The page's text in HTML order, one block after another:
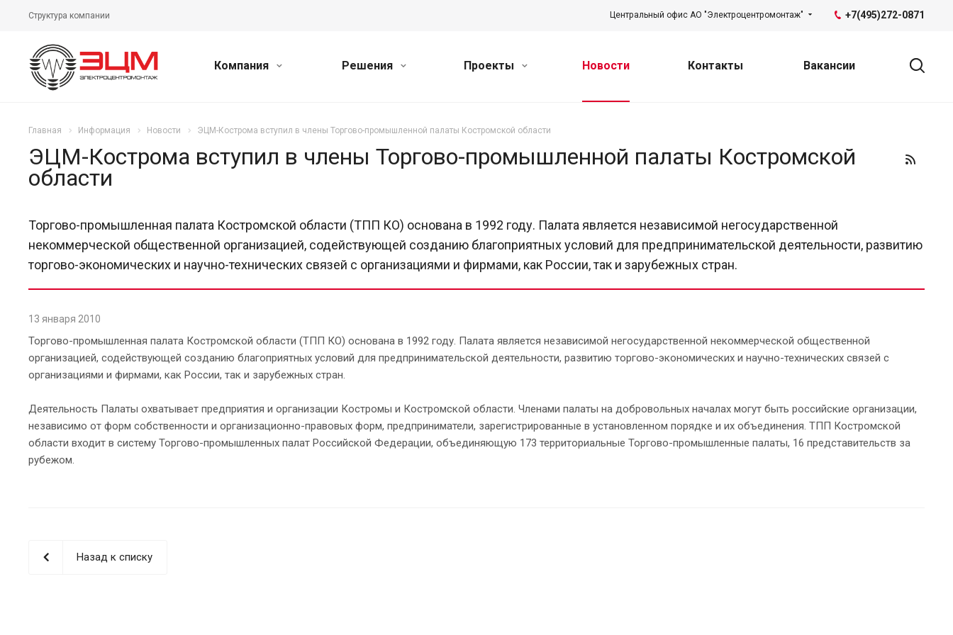
Структура компании +7(495)272-0871
Центральный офис АО "Электроцентромонтаж"
Компания Решения Проекты Новости Контакты Вакансии
Главная Информация Новости ЭЦМ-Кострома вступил в члены Торгово-промышленной палаты Костромской области
ЭЦМ-Кострома вступил в члены Торгово-промышленной палаты Костромской
области
Торгово-промышленная палата Костромской области (ТПП КО) основана в 1992 году. Палата является независимой негосударственной
некоммерческой общественной организацией, содействующей созданию благоприятных условий для предпринимательской деятельности, развитию
торгово-экономических и научно-технических связей с организациями и фирмами, как России, так и зарубежных стран.
13 января 2010
Торгово-промышленная палата Костромской области (ТПП КО) основана в 1992 году. Палата является независимой негосударственной некоммерческой общественной
организацией, содействующей созданию благоприятных условий для предпринимательской деятельности, развитию торгово-экономических и научно-технических связей с
организациями и фирмами, как России, так и зарубежных стран.
Деятельность Палаты охватывает предприятия и организации Костромы и Костромской области. Членами палаты на добровольных началах могут быть российские организации,
независимо от форм собственности и организационно-правовых форм, предприниматели, зарегистрированные в установленном порядке и их объединения. ТПП Костромской
области входит в систему Торгово-промышленных палат Российской Федерации, объединяющую 173 территориальные Торгово-промышленные палаты, 16 представительств за
рубежом.
Назад к списку